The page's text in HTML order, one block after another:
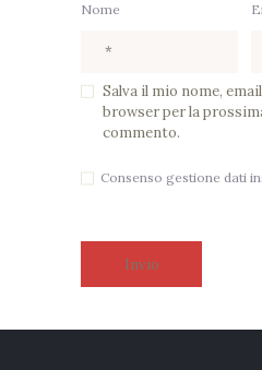
Nome
Salva il mio nome,
browser per la
commento.
Consenso gestione dati